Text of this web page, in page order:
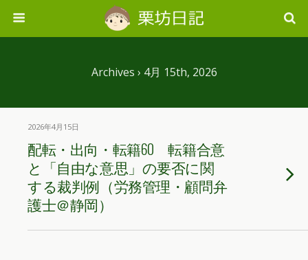
Archives › 4月 15th, 2026
2026年4月15日
配転・出向・転籍60 転籍合意
と「自由な意思」の要否に関
する裁判例（労務管理・顧問弁
護士＠静岡）